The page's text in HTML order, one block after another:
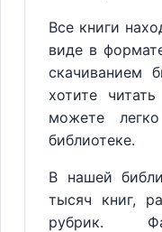
Все книги
виде в
скачиванием
хотите
можете
библиотеке.
В нашей
тысяч книг,
рубрик.